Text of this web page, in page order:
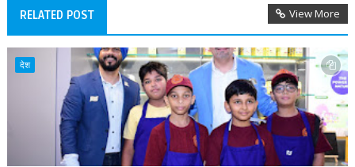
RELATED POST View More
देश